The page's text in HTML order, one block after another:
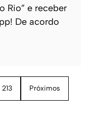
Rio” e receber
De acordo
213 Próximos